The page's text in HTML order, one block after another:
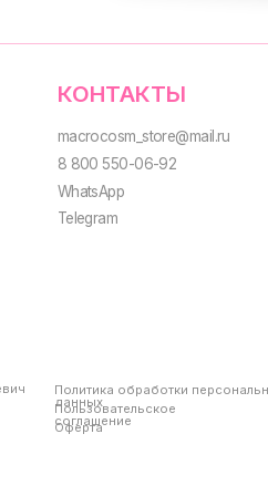
соглашение
Политика обработки персональных